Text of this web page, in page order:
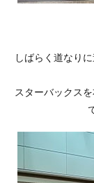
しばらく道なり
スターバックス